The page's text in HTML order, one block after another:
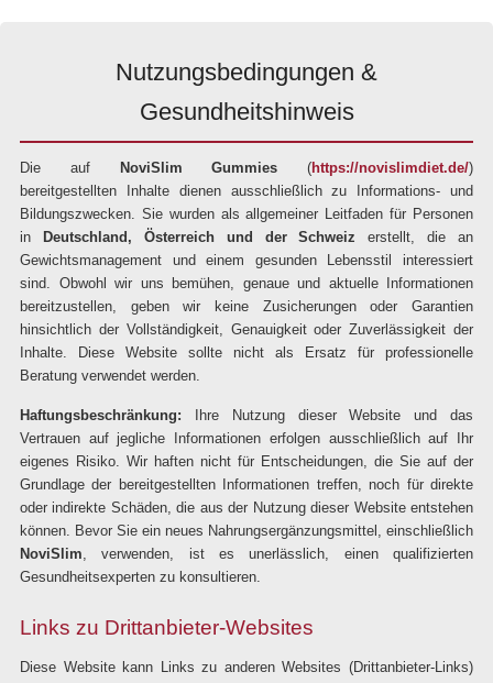
Nutzungsbedingungen &
Gesundheitshinweis
Die auf NoviSlim Gummies (https://novislimdiet.de/)
bereitgestellten Inhalte dienen ausschließlich zu Informations- und
Bildungszwecken. Sie wurden als allgemeiner Leitfaden für Personen
in
Deutschland, Österreich und der Schweiz erstellt, die an
Gewichtsmanagement und einem gesunden Lebensstil interessiert
sind. Obwohl wir uns bemühen, genaue und aktuelle Informationen
bereitzustellen, geben wir keine Zusicherungen oder Garantien
hinsichtlich der Vollständigkeit, Genauigkeit oder Zuverlässigkeit der
Inhalte. Diese Website sollte nicht als Ersatz für professionelle
Beratung verwendet werden.
Haftungsbeschränkung: Ihre Nutzung dieser Website und das
Vertrauen auf jegliche Informationen erfolgen ausschließlich auf Ihr
eigenes Risiko. Wir haften nicht für Entscheidungen, die Sie auf der
Grundlage der bereitgestellten Informationen treffen, noch für direkte
oder indirekte Schäden, die aus der Nutzung dieser Website entstehen
können. Bevor Sie ein neues Nahrungsergänzungsmittel, einschließlich
NoviSlim, verwenden, ist es unerlässlich, einen qualifizierten
Gesundheitsexperten zu konsultieren.
Links zu Drittanbieter-Websites
Diese Website kann Links zu anderen Websites (Drittanbieter-Links)